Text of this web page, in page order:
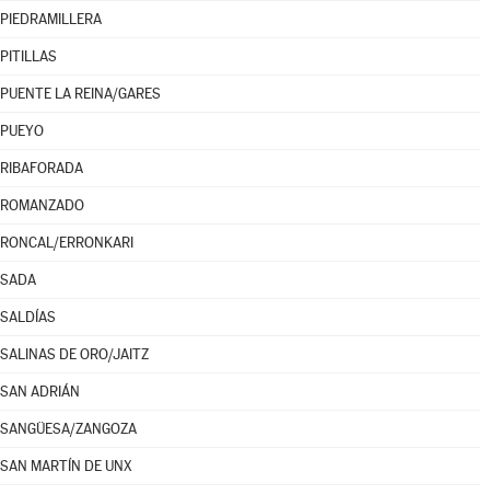
PIEDRAMILLERA
PITILLAS
PUENTE LA REINA/GARES
PUEYO
RIBAFORADA
ROMANZADO
RONCAL/ERRONKARI
SADA
SALDÍAS
SALINAS DE ORO/JAITZ
SAN ADRIÁN
SANGÜESA/ZANGOZA
SAN MARTÍN DE UNX